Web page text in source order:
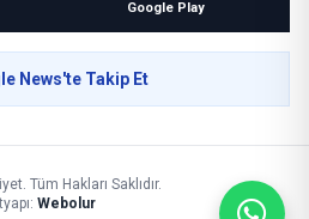
Google Play
News'te Takip Et
Tüm Hakları Saklıdır.
Webolur